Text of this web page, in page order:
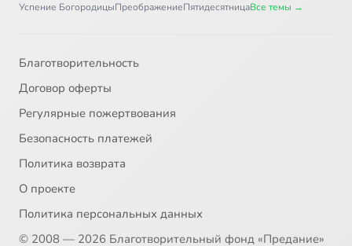
Успение БогородицыПреображениеПятидесятницаВсе темы →
Благотворительность
Договор оферты
Регулярные пожертвования
Безопасность платежей
Политика возврата
О проекте
Политика персональных данных
© 2008 — 2026 Благотворительный фонд «Предание»